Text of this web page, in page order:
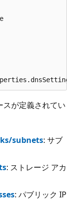
スが定義されてい
subnets: サブ
: ストレージ アカ
: パブリック IP